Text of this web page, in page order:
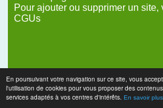
En poursuivant votre navigation sur ce site, vous
l'utilisation de cookies pour vous proposer des
services adaptés à vos centres d'intérêts. En savoir plus
Pour ajouter ou supprimer un site,
CGUs